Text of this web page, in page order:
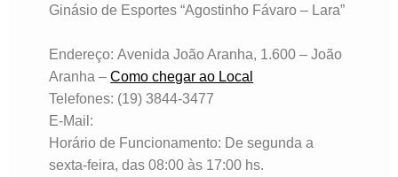
Ginásio de Esportes “Agostinho Fávaro – Lara”
Endereço: Avenida João Aranha, 1.600 – João
Aranha –Como chegar ao Local
Telefones: (19) 3844-3477
E-Mail:
Horário de Funcionamento: De segunda a
sexta-feira, das 08:00 às 17:00 hs.